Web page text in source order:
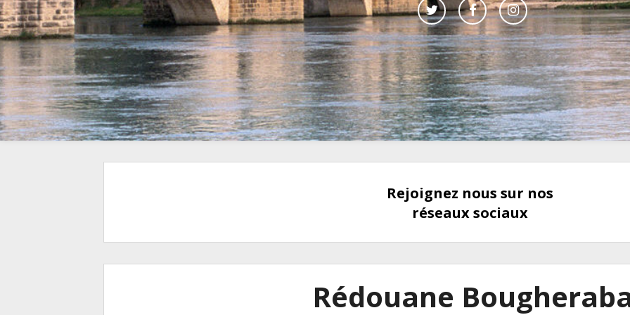
Rejoignez nous sur nos
réseaux sociaux
Rédouane